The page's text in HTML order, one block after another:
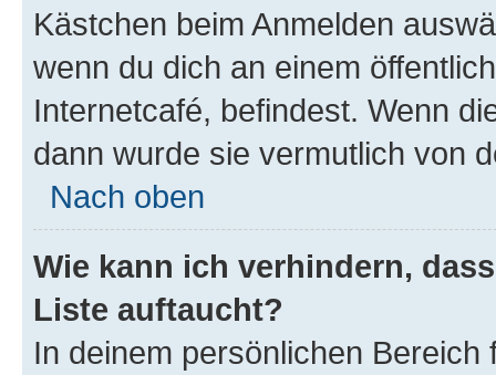
Kästchen beim Anmelden
wenn du dich an einem
Internetcafé, befindest. Wenn
dann wurde sie vermutlich von
Nach oben
Wie kann ich verhindern,
Liste auftaucht?
In deinem persönlichen